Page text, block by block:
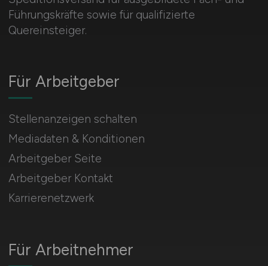
Führungskräfte sowie für qualifizierte
Quereinsteiger.
Für Arbeitnehmer
Für Arbeitgeber
Stellenanzeigen schalten
Mediadaten & Konditionen
Arbeitgeber Seite
Arbeitgeber Kontakt
Karrierenetzwerk